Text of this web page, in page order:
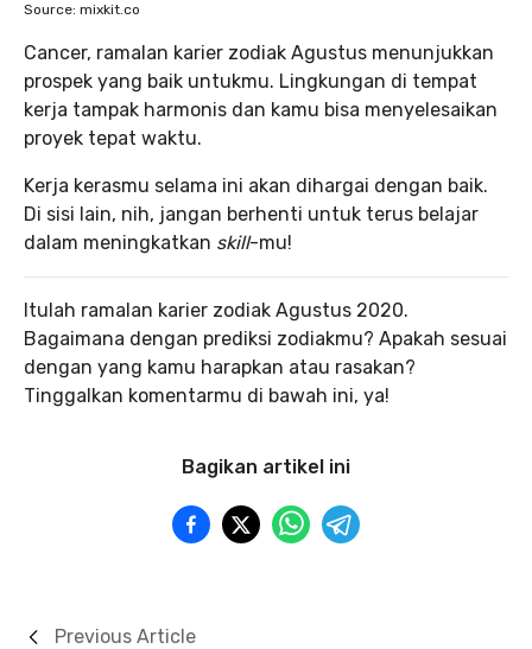
Source: mixkit.co
Cancer, ramalan karier zodiak Agustus menunjukkan
prospek yang baik untukmu. Lingkungan di tempat
kerja tampak harmonis dan kamu bisa menyelesaikan
proyek tepat waktu.
Kerja kerasmu selama ini akan dihargai dengan baik.
Di sisi lain, nih, jangan berhenti untuk terus belajar
dalam meningkatkan skill-mu!
Itulah ramalan karier zodiak Agustus 2020.
Bagaimana dengan prediksi zodiakmu? Apakah sesuai
dengan yang kamu harapkan atau rasakan?
Tinggalkan komentarmu di bawah ini, ya!
Bagikan artikel ini
Previous Article